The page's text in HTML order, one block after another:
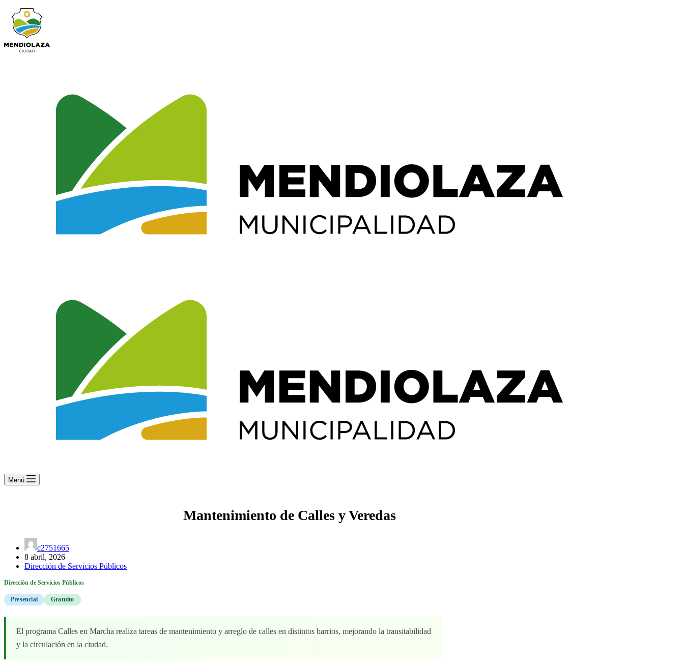
Menú
Mantenimiento de Calles y Veredas
c2751665
8 abril, 2026
Dirección de Servicios Públicos
Dirección de Servicios Públicos
Presencial Gratuito
El programa Calles en Marcha realiza tareas de mantenimiento y arreglo de calles en distintos barrios, mejorando la transitabilidad
y la circulación en la ciudad.